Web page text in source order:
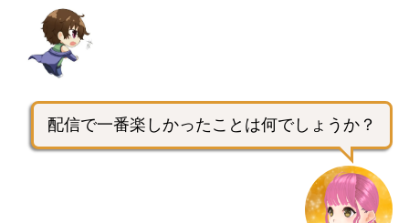
配信で一番楽しかったことは何でしょうか？